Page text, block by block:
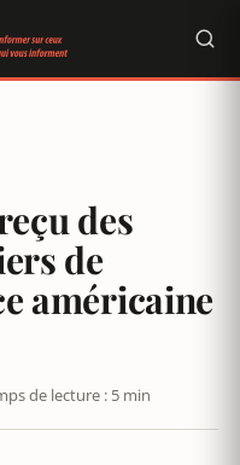
des
de
américaine
de lecture : 5 min